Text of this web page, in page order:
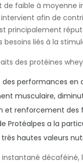
de faible à moyenne
afin de
principalement
besoins liés à la
des protéines
des performances
musculaire,
et renforcement des
Protéalpes a la
hautes valeurs
décaféiné,